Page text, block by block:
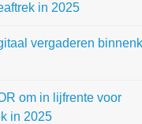
in 2025
vergaderen
om in lijfrente voor
in 2025